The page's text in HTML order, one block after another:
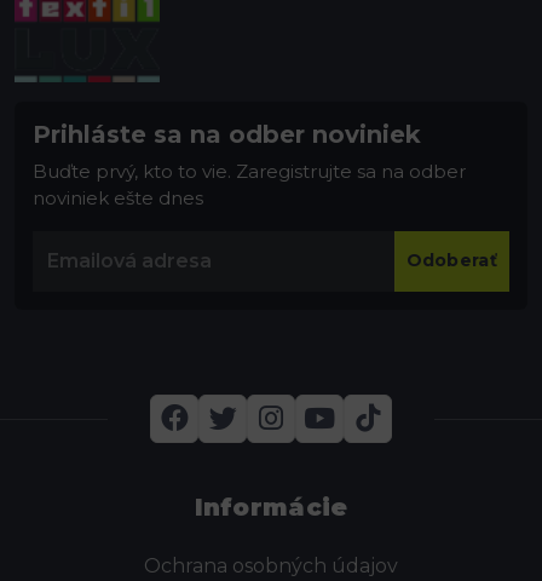
Prihláste sa na odber noviniek
Buďte prvý, kto to vie. Zaregistrujte sa na odber
noviniek ešte dnes
Odoberať
Informácie
Ochrana osobných údajov